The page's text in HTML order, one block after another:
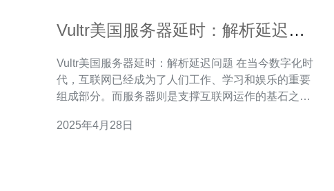
Vultr美国服务器延时：解析延迟问
Vultr美国服务器延时：解析延迟问题 在当今数字化时
代，互联网已经成为了人们工作、学习和娱乐的重要
组成部分。而服务器则是支撑互联网运作的基石之
服务器受到了广大用户的喜爱。然而，有些用户反映
2025年4月28日